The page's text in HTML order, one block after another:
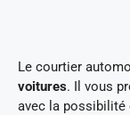
Le courtier
voitures. Il vous
avec la possibilité